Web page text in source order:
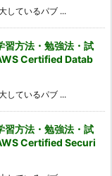
しているパブ ...
習方法・勉強法・試
Certified Datab
しているパブ ...
習方法・勉強法・試
Certified Securi